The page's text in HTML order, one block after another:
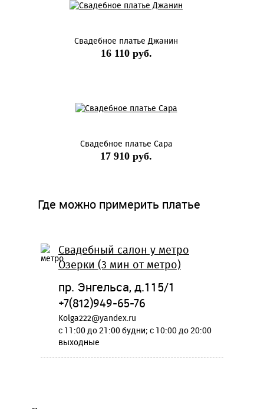
Свадебное платье Джанин
16 110 руб.
Свадебное платье Сара
17 910 руб.
Где можно примерить платье
Свадебный салон у метро
Озерки (3 мин от метро)
пр. Энгельса, д.115/1
+7(812)949-65-76
Kolga222@yandex.ru
c 11:00 до 21:00 будни; c 10:00 до 20:00
выходные